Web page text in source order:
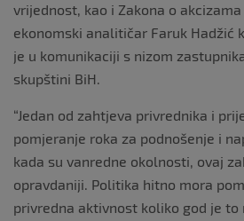
vrijednost, kao i Zakona o
ekonomski analitičar Faruk Hadžić
je u komunikaciji s nizom
skupštini BiH.
“Jedan od zahtjeva privrednika i
pomjeranje roka za podnošenje i
kada su vanredne okolnosti, ovaj
opravdaniji. Politika hitno mora
privredna aktivnost koliko god je to